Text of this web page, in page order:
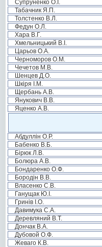
Супруненко О.І.
Табачник Я.П.
Толстенко В.Л.
Федун О.Л.
Хара В.Г.
Хмельницький В.І.
Царьов О.А.
Черноморов О.М.
Чечетов М.В.
Шенцев Д.О.
Шкіря І.М.
Щербань А.В.
Янукович В.В.
Яценко А.В.
Абдуллін О.Р.
Бабенко В.Б.
Бірюк Л.В.
Болюра А.В.
Бондаренко О.Ф.
Бородін В.В.
Власенко С.В.
Ганущак Ю.І.
Гринів І.О.
Давимука С.А.
Деревляний В.Т.
Дончак В.А.
Дубовой О.Ф.
Жеваго К.В.